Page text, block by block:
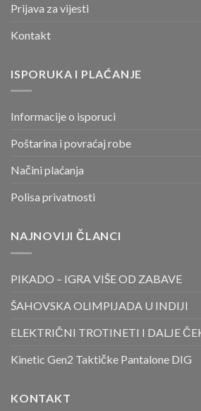
Prijava za vijesti
Kontakt
ISPORUKA I PLAĆANJE
Informacije o isporuci
Poštarina i povraćaj robe
Načini plaćanja
Polisa privatnosti
NAJNOVIJI ČLANCI
PIKADO – IGRA VIŠE OD ZABAVE
ŠAHOVSKA OLIMPIJADA U INDIJI
ELEKTRIČNI TROTINETI I DALJE
Kinetic Gen2 Taktičke Pantalone DIG
KONTAKT